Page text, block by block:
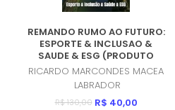
REMANDO RUMO AO FUTURO:
ESPORTE & INCLUSAO &
SAUDE & ESG (PRODUTO
NOVO)
RICARDO MARCONDES MACEA
LABRADOR
R$ 130,00 R$ 40,00